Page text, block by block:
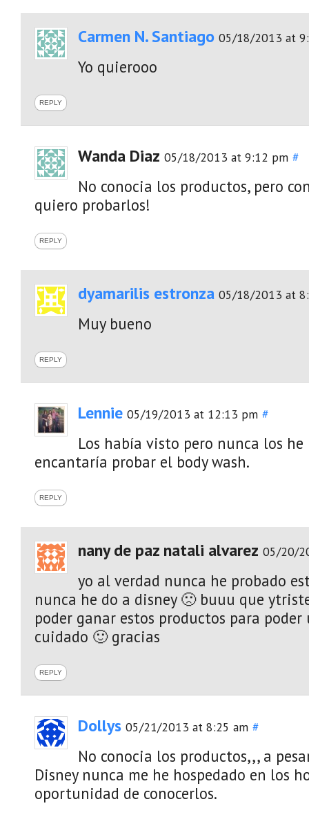
Carmen N. Santiago 05/18/2013 at
Yo quierooo
REPLY
Wanda Diaz 05/18/2013 at 9:12 pm #
No conocia los productos, pero
quiero probarlos!
REPLY
dyamarilis estronza 05/18/2013 at
Muy bueno
REPLY
Lennie 05/19/2013 at 12:13 pm #
Los había visto pero nunca los he
encantaría probar el body wash.
REPLY
nany de paz natali alvarez 05/20/
yo al verdad nunca he probado
nunca he do a disney 🙁 buuu que
poder ganar estos productos para
cuidado 🙂 gracias
REPLY
Dollys 05/21/2013 at 8:25 am #
No conocia los productos,,, a
Disney nunca me he hospedado en los
oportunidad de conocerlos.